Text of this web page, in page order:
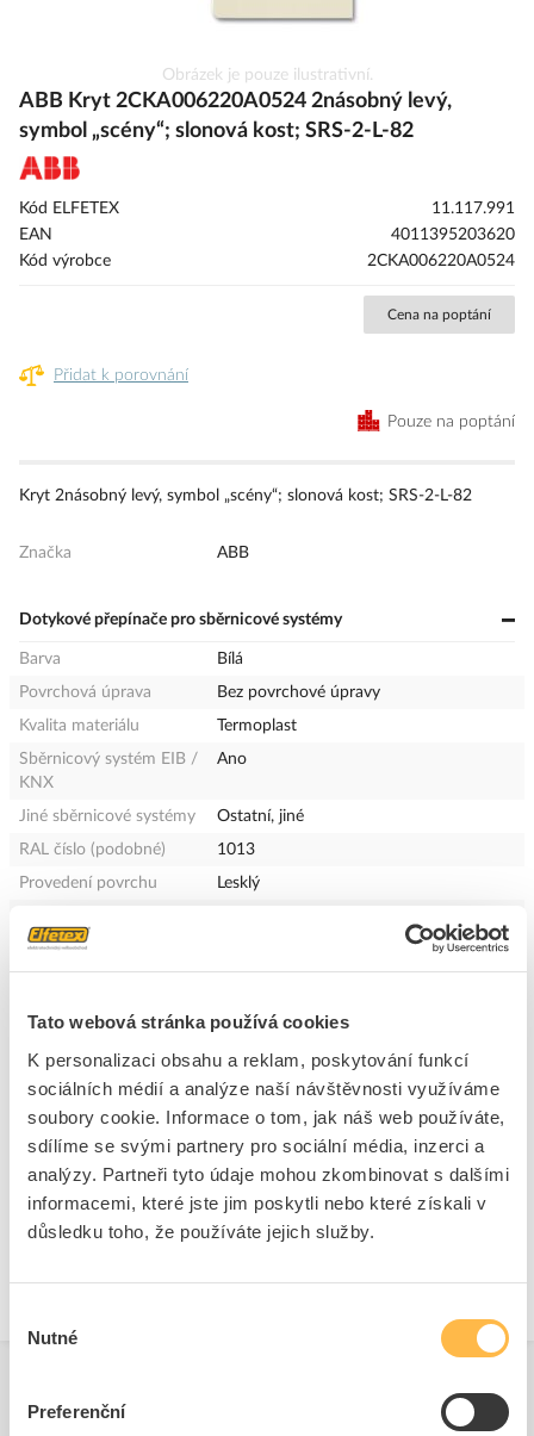
Tato webová stránka používá cookies
K personalizaci obsahu a reklam, poskytování funkcí
sociálních médií a analýze naší návštěvnosti využíváme
soubory cookie. Informace o tom, jak náš web používáte,
sdílíme se svými partnery pro sociální média, inzerci a
analýzy. Partneři tyto údaje mohou zkombinovat s dalšími
informacemi, které jste jim poskytli nebo které získali v
důsledku toho, že používáte jejich služby.
souhlasu
Nutné
Preferenční
na
začátek
galerie
s
Obrázek je pouze ilustrativní.
ABB Kryt 2CKA006220A0524 2násobný levý,
symbol „scény“; slonová kost; SRS-2-L-82
Kód ELFETEX
11.117.991
EAN
4011395203620
Kód výrobce
2CKA006220A0524
Cena na poptání
Přidat k porovnání
Pouze na poptání
Kryt 2násobný levý, symbol „scény“; slonová kost; SRS-2-L-82
Značka ABB
Dotykové přepínače pro sběrnicové systémy
Barva
Bílá
Povrchová úprava
Bez povrchové úpravy
Kvalita materiálu
Termoplast
Sběrnicový systém EIB /
KNX
Ano
Jiné sběrnicové systémy
Ostatní, jiné
RAL číslo (podobné)
1013
Provedení povrchu
Lesklý
Sběrnicový systém
bezdrátovým přenosem
Powernet
Včetně připojení sběrnice
Ne
Sběrnicový systém LON
Ne
Buss systém KNX-radiový
GPSR Details
Odpovědnost za produkt
Adresa: Vyskočilova 1561/4a, 14000 Praha 4, Czech Republic